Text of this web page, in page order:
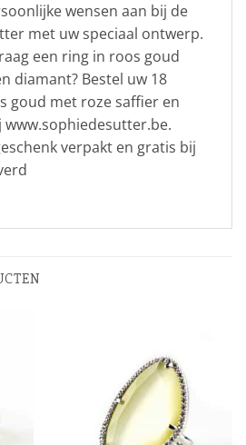
wensen aan bij de
met uw speciaal ontwerp.
een ring in roos goud
diamant? Bestel uw 18
goud met roze saffier en
verpakt en gratis bij